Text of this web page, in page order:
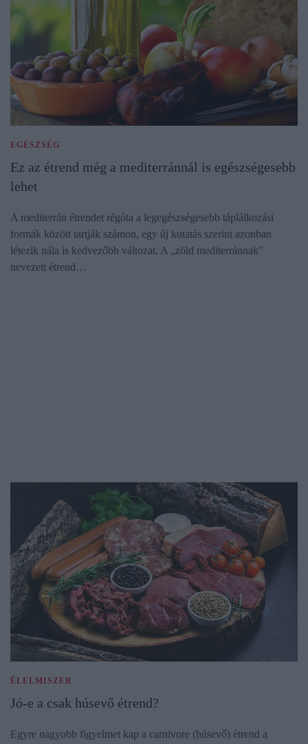
EGÉSZSÉG
Ez az étrend még a mediterránnál is egészségesebb
lehet
A mediterrán étrendet régóta a legegészségesebb táplálkozási
formák között tartják számon, egy új kutatás szerint azonban
létezik nála is kedvezőbb változat. A „zöld mediterránnak"
nevezett étrend…
ÉLELMISZER
Jó-e a csak húsevő étrend?
Egyre nagyobb figyelmet kap a carnivore (húsevő) étrend a